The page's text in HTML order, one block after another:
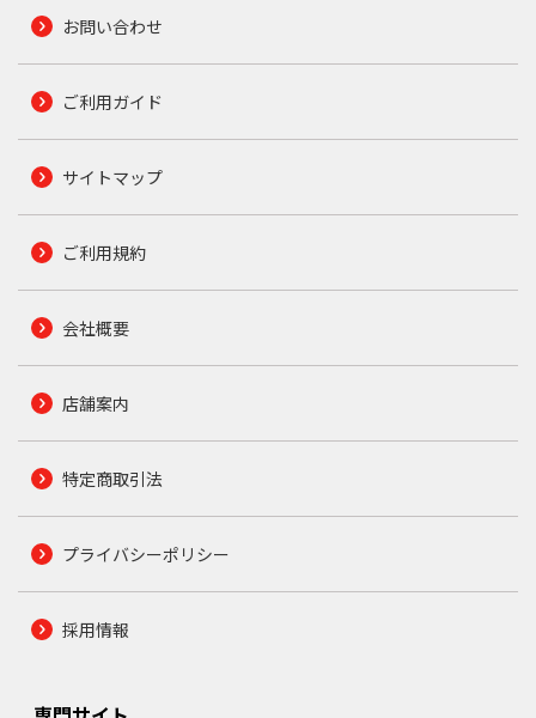
お問い合わせ
ご利用ガイド
サイトマップ
ご利用規約
会社概要
店舗案内
特定商取引法
プライバシーポリシー
採用情報